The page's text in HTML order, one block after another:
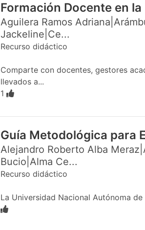
Formación Docente en
Aguilera Ramos
Jackeline|Ce...
Recurso didáctico
Comparte con docentes, gestores
llevados a...
1
Guía Metodológica para
Alejandro Roberto Alba
Bucio|Alma Ce...
Recurso didáctico
La Universidad Nacional Autónoma